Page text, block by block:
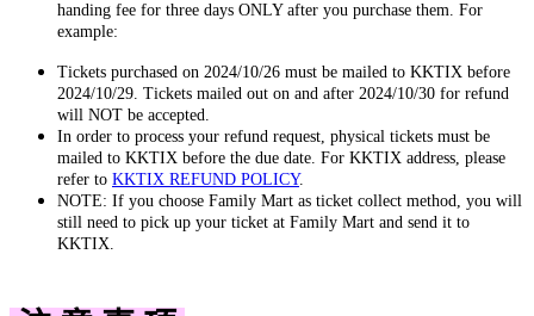
handing fee for three days ONLY after you purchase them. For
example:
Tickets purchased on 2024/10/26 must be mailed to KKTIX before
2024/10/29. Tickets mailed out on and after 2024/10/30 for refund
will NOT be accepted.
In order to process your refund request, physical tickets must be
mailed to KKTIX before the due date. For KKTIX address, please
refer to KKTIX REFUND POLICY.
NOTE: If you choose Family Mart as ticket collect method, you will
still need to pick up your ticket at Family Mart and send it to
KKTIX.